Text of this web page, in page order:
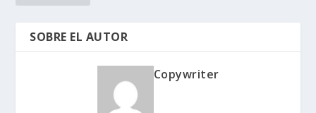
SOBRE EL AUTOR
Copywriter